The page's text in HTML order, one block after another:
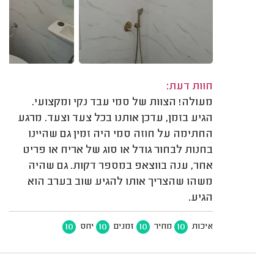
חוות דעת:
מעולה! הצוות של סמי עבד נקי ומקצועי.
הגיע בזמן, עדכן אותנו בכל צעד וצעד. מרגע
החתימה על חוזה סמי היה זמין גם שהיינו
בחנות לבחור גודל או סוג של אריח או פריט
אחר, ענה בווצאפ במספר דקות. גם שהיה
משהו שהצריך אותו להגיע שוב בערב הוא
הגיע.
איכות 10 מחיר 10 זמנים 10 יחס 10